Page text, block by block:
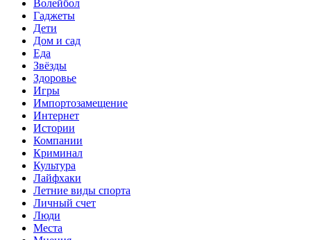
Волейбол
Гаджеты
Дети
Дом и сад
Еда
Звёзды
Здоровье
Игры
Импортозамещение
Интернет
Истории
Компании
Криминал
Культура
Лайфхаки
Летние виды спорта
Личный счет
Люди
Места